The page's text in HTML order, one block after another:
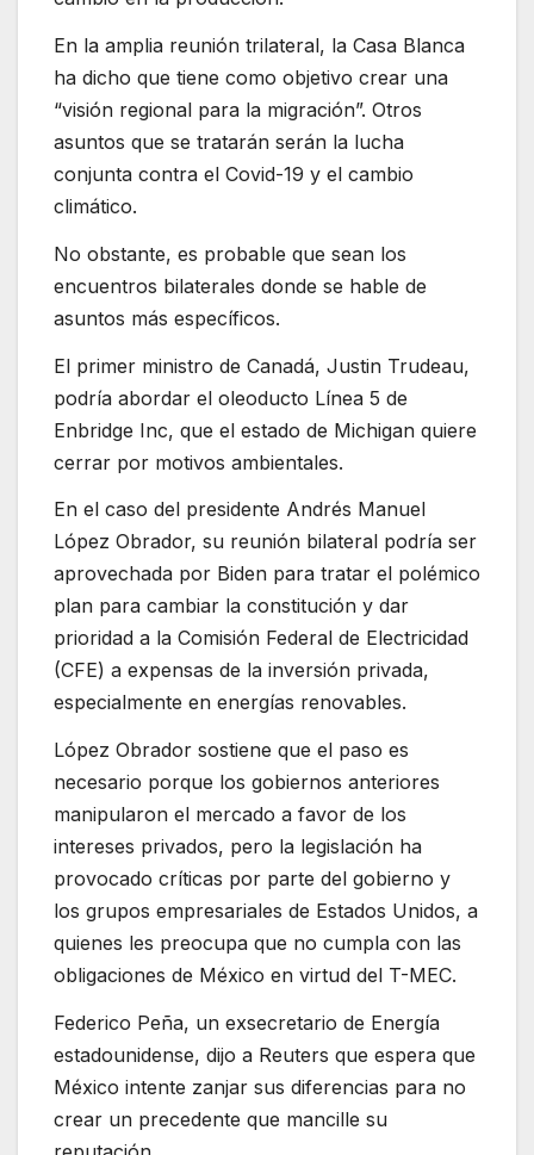
En la amplia reunión trilateral, la Casa Blanca
ha dicho que tiene como objetivo crear una
“visión regional para la migración”. Otros
asuntos que se tratarán serán la lucha
conjunta contra el Covid-19 y el cambio
climático.
No obstante, es probable que sean los
encuentros bilaterales donde se hable de
asuntos más específicos.
El primer ministro de Canadá, Justin Trudeau,
podría abordar el oleoducto Línea 5 de
Enbridge Inc, que el estado de Michigan quiere
cerrar por motivos ambientales.
En el caso del presidente Andrés Manuel
López Obrador, su reunión bilateral podría ser
aprovechada por Biden para tratar el polémico
plan para cambiar la constitución y dar
prioridad a la Comisión Federal de Electricidad
(CFE) a expensas de la inversión privada,
especialmente en energías renovables.
López Obrador sostiene que el paso es
necesario porque los gobiernos anteriores
manipularon el mercado a favor de los
intereses privados, pero la legislación ha
provocado críticas por parte del gobierno y
los grupos empresariales de Estados Unidos, a
quienes les preocupa que no cumpla con las
obligaciones de México en virtud del T-MEC.
Federico Peña, un exsecretario de Energía
estadounidense, dijo a Reuters que espera que
México intente zanjar sus diferencias para no
crear un precedente que mancille su